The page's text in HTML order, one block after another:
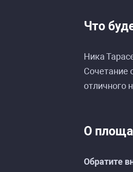
Что
Ника
Сочетание
отличного
О
Обратите